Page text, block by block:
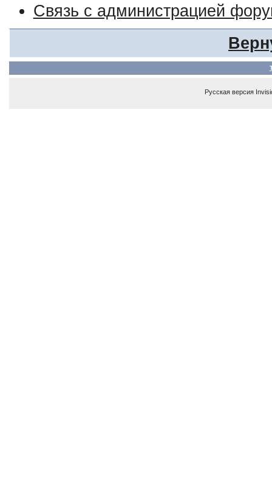
Связь с администрацией
Русская версия